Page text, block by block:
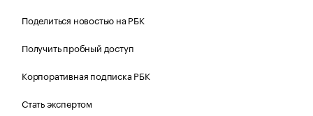
Поделиться новостью на РБК
Получить пробный доступ
Корпоративная подписка РБК
Стать экспертом